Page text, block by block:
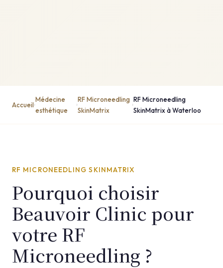
Accueil›
Médecine
esthétique
›
RF Microneedling
SkinMatrix
›
RF Microneedling
SkinMatrix à Waterloo
RF MICRONEEDLING SKINMATRIX
Pourquoi choisir
Beauvoir Clinic pour
votre RF
Microneedling ?